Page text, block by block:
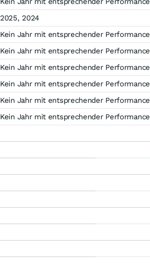
2025, 2024
Kein Jahr mit entsprechender Performance
Kein Jahr mit entsprechender Performance
Kein Jahr mit entsprechender Performance
Kein Jahr mit entsprechender Performance
Kein Jahr mit entsprechender Performance
Kein Jahr mit entsprechender Performance